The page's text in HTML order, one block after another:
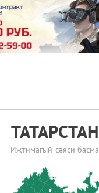
ТАТАРСТАН
Иҗтимагый-сәяси басма